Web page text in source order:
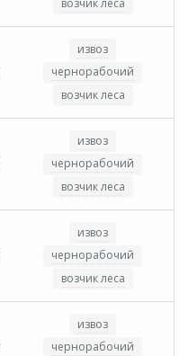
извоз
чернорабочий
возчик леса
извоз
чернорабочий
возчик леса
извоз
чернорабочий
возчик леса
извоз
чернорабочий